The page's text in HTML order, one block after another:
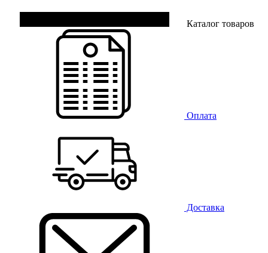
Каталог товаров
Оплата
Доставка